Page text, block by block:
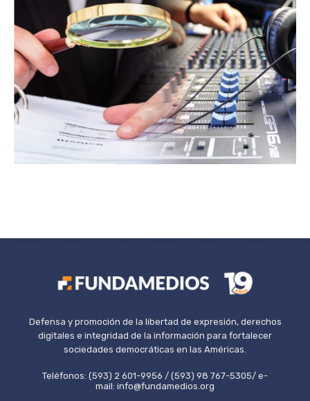
Defensa y promoción de la libertad de expresión, derechos
digitales e integridad de la información para fortalecer
sociedades democráticas en las Américas.
Teléfonos: (593) 2 601-9956 / (593) 98 767-5305/ e-
mail: info@fundamedios.org